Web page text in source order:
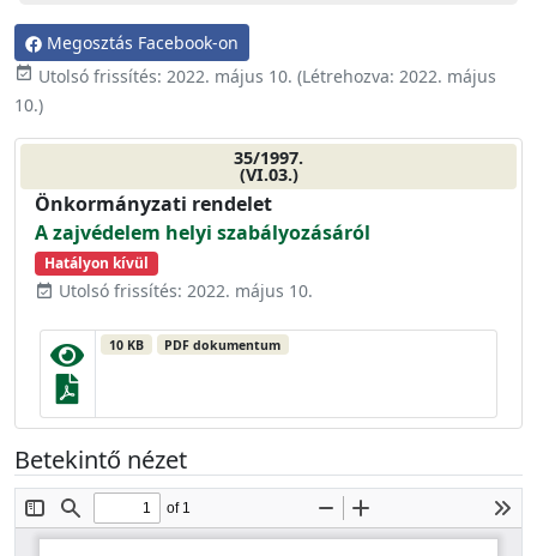
Megosztás Facebook-on
event_available Utolsó frissítés: 2022. május 10. (Létrehozva: 2022. május
10.)
35/1997.
(VI.03.)
Önkormányzati rendelet
A zajvédelem helyi szabályozásáról
Hatályon kívül
event_available Utolsó frissítés: 2022. május 10.
10 KB PDF dokumentum
Betekintő nézet